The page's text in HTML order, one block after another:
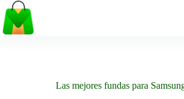
Saltar
al
contenido
Las mejores fundas para